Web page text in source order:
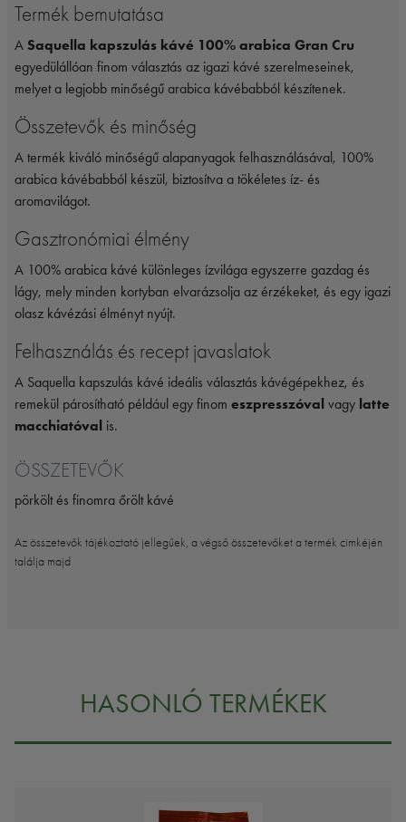
Termék bemutatása
A Saquella kapszulás kávé 100% arabica Gran Cru
egyedülállóan finom választás az igazi kávé szerelmeseinek,
melyet a legjobb minőségű arabica kávébabból készítenek.
Összetevők és minőség
A termék kiváló minőségű alapanyagok felhasználásával, 100%
arabica kávébabból készül, biztosítva a tökéletes íz- és
aromavilágot.
Gasztronómiai élmény
A 100% arabica kávé különleges ízvilága egyszerre gazdag és
lágy, mely minden kortyban elvarázsolja az érzékeket, és egy igazi
olasz kávézási élményt nyújt.
Felhasználás és recept javaslatok
A Saquella kapszulás kávé ideális választás kávégépekhez, és
remekül párosítható például egy finom eszpresszóval vagy latte
macchiatóval is.
ÖSSZETEVŐK
pörkölt és finomra őrölt kávé
Az összetevők tájékoztató jellegűek, a végső összetevőket a termék cimkéjén
találja majd
HASONLÓ TERMÉKEK